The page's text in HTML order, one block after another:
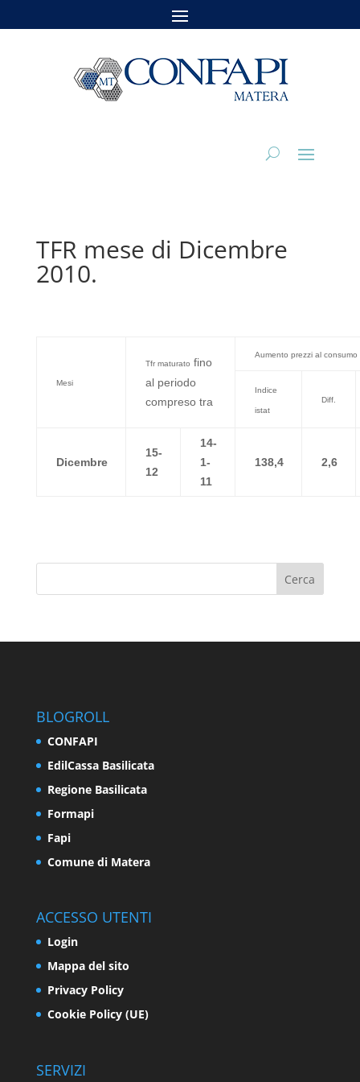
TFR mese di Dicembre
2010.
Mesi
Tfr maturato fino
al periodo
compreso tra
Aumento prezzi al
Indice
istat
Diff.
Dicembre
15-
12
14-
1-
11
138,4 2,6
BLOGROLL
CONFAPI
EdilCassa Basilicata
Regione Basilicata
Formapi
Fapi
Comune di Matera
ACCESSO UTENTI
Login
Mappa del sito
Privacy Policy
Cookie Policy (UE)
SERVIZI